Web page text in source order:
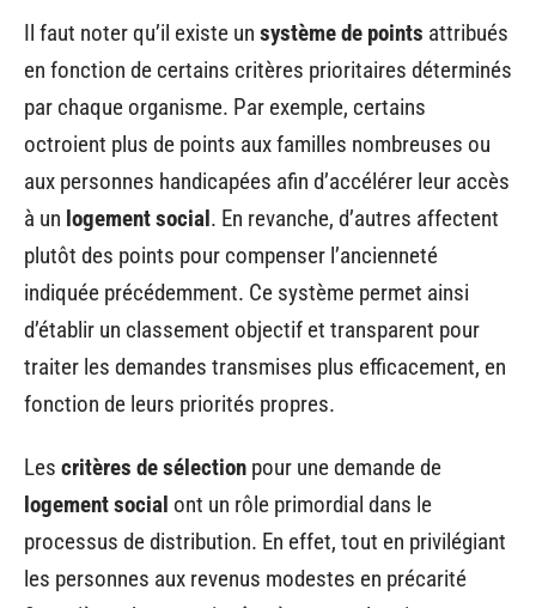
Il faut noter qu’il existe un système de points attribués
en fonction de certains critères prioritaires déterminés
par chaque organisme. Par exemple, certains
octroient plus de points aux familles nombreuses ou
aux personnes handicapées afin d’accélérer leur accès
à un logement social. En revanche, d’autres affectent
plutôt des points pour compenser l’ancienneté
indiquée précédemment. Ce système permet ainsi
d’établir un classement objectif et transparent pour
traiter les demandes transmises plus efficacement, en
fonction de leurs priorités propres.
Les critères de sélection pour une demande de
logement social ont un rôle primordial dans le
processus de distribution. En effet, tout en privilégiant
les personnes aux revenus modestes en précarité